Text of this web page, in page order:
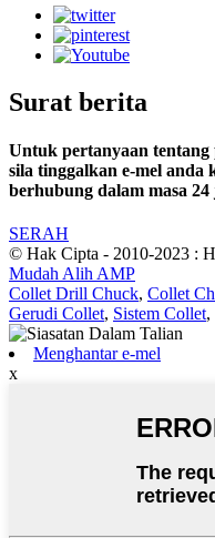
Surat berita
Untuk pertanyaan
sila tinggalkan e-mel anda
berhubung dalam masa 24
SERAH
© Hak Cipta - 2010-2023 :
Mudah Alih AMP
Collet Drill Chuck, Collet
Gerudi Collet, Sistem Collet,
Menghantar e-mel
x